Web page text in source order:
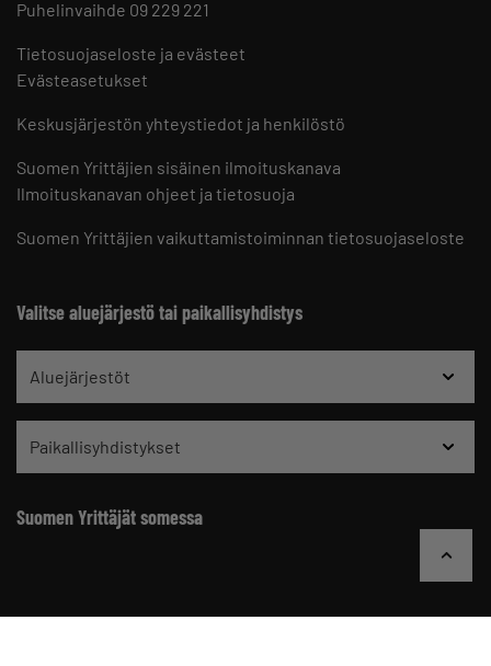
Puhelinvaihde 09 229 221
Tietosuojaseloste ja evästeet
Evästeasetukset
Keskusjärjestön yhteystiedot ja henkilöstö
Suomen Yrittäjien sisäinen ilmoituskanava
Ilmoituskanavan ohjeet ja tietosuoja
Suomen Yrittäjien vaikuttamistoiminnan tietosuojaseloste
Valitse aluejärjestö tai paikallisyhdistys
Aluejärjestöt
Paikallisyhdistykset
Suomen Yrittäjät somessa